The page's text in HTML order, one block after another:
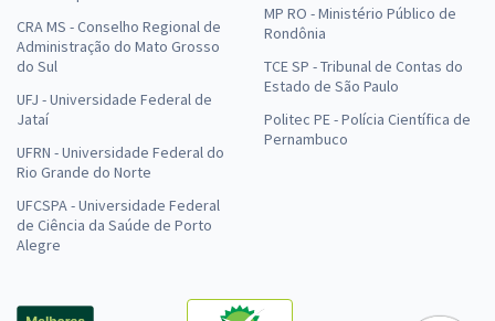
CRA MS - Conselho Regional de
Administração do Mato Grosso
do Sul
UFJ - Universidade Federal de
Jataí
UFRN - Universidade Federal do
Rio Grande do Norte
UFCSPA - Universidade Federal
de Ciência da Saúde de Porto
Alegre
MP RO - Ministério Público de
Rondônia
TCE SP - Tribunal de Contas do
Estado de São Paulo
Politec PE - Polícia Científica de
Pernambuco